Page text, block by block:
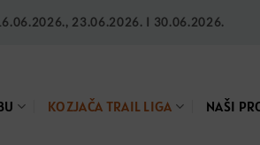
23.06.2026. I 30.06.2026.
KOZJAČA TRAIL LIGA NAŠI